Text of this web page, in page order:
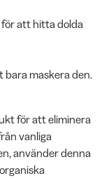
att hitta dolda
maskera den.
för att eliminera
vanliga
använder denna